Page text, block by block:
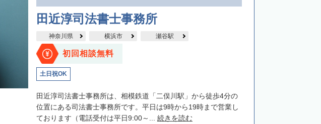
田近淳司法書士事務所
神奈川県 横浜市 瀬谷駅
初回相談無料
土日祝OK
田近淳司法書士事務所は、相模鉄道「二俣川駅」から徒歩4分の
位置にある司法書士事務所です。平日は9時から19時まで営業し
ております（電話受付は平日9:00～... 続きを読む